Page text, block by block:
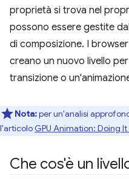
proprietà si trova nel
possono essere gestite
di composizione. I
creano un nuovo livello
transizione o
Nota:per un'analisi
l'articolo GPU Animation: Doing
Che cos'è un